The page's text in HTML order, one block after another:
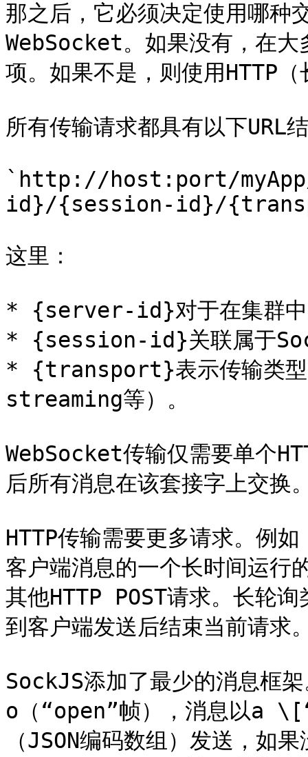
那之后，它必须决定使用哪种
WebSocket。如果没有，在大
项。如果不是，则使用HTTP
所有传输请求都具有以下URL
`http://host:port/
id}/{session-id}/
这里：
* {server-id}对于在集群中
* {session-id}关联属于
* {transport}表示传输类型
streaming等）。
WebSocket传输仅需要单个
后所有消息在该套接字上交换
HTTP传输需要更多请求。例
客户端消息的一个长时间运行
其他HTTP POST请求。长轮
到客户端发送后结束当前请求
SockJS添加了最少的消息框
o（“open”帧），消息以a
（JSON编码数组）发送，如